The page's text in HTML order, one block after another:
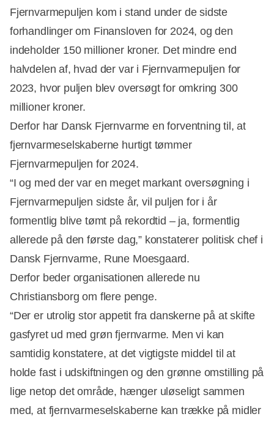
Fjernvarmepuljen kom i stand under de sidste
forhandlinger om Finansloven for 2024, og den
indeholder 150 millioner kroner. Det mindre end
halvdelen af, hvad der var i Fjernvarmepuljen for
2023, hvor puljen blev oversøgt for omkring 300
millioner kroner.
Derfor har Dansk Fjernvarme en forventning til, at
fjernvarmeselskaberne hurtigt tømmer
Fjernvarmepuljen for 2024.
“I og med der var en meget markant oversøgning i
Fjernvarmepuljen sidste år, vil puljen for i år
formentlig blive tømt på rekordtid – ja, formentlig
allerede på den første dag,” konstaterer politisk chef i
Dansk Fjernvarme, Rune Moesgaard.
Derfor beder organisationen allerede nu
Christiansborg om flere penge.
“Der er utrolig stor appetit fra danskerne på at skifte
gasfyret ud med grøn fjernvarme. Men vi kan
samtidig konstatere, at det vigtigste middel til at
holde fast i udskiftningen og den grønne omstilling på
lige netop det område, hænger uløseligt sammen
med, at fjernvarmeselskaberne kan trække på midler